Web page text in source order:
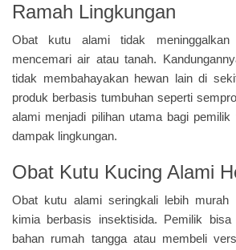
Ramah Lingkungan
Obat kutu alami tidak
mencemari air atau tanah.
tidak membahayakan hewan lain di
produk berbasis tumbuhan seperti
alami menjadi pilihan utama bagi pemilik
dampak lingkungan.
Obat Kutu Kucing Alami
Obat kutu alami seringkali lebih murah
kimia berbasis insektisida. Pemilik
bahan rumah tangga atau membeli